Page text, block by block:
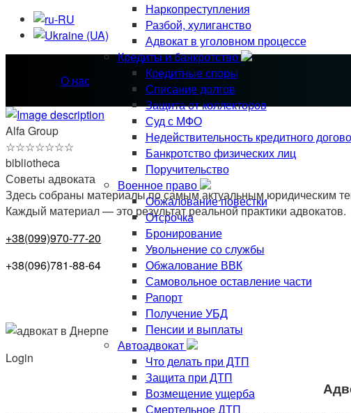
О нас
Наркопреступления
Разбой, хулиганство
Адвокат в уголовном процессе
Кредиты и банкротство
Кредитные споры
Списание долгов
Защита от коллекторов
Суд с МФО
Недействительность кредитного
Банкротство физических лиц
Поручительство
Военное право
Обжалование повестки
Отсрочка
Бронирование
Увольнение со службы
Обжалование ВВК
Самовольное оставление части
Рапорт
Получение УБД
Пенсии и выплаты
Автоадвокат
Что делать при ДТП
Защита при ДТП
Возмещение ущерба
Смертельное ДТП
Alfa Group
☆☆☆☆☆☆☆
bibliotheca
Советы адвоката
Здесь собраны материалы по самым актуальным юридическим
Каждый материал — это результат реальной практики адвокатов.
+38(099)970-77-20
+38(096)781-88-64
Login